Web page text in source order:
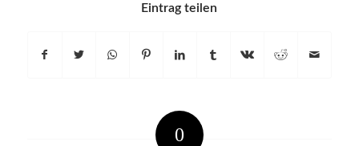
Eintrag teilen
0